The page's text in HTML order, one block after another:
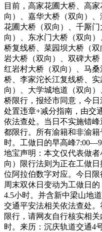
目前，高家花圃大桥、高
向）、嘉华大桥（双向）
花圃大桥（双向）、千厮
向）、东水门大桥（双向
桥复线桥、菜园坝大桥（
岩大桥（双向）、双碑大桥
红岩村大桥（双向）、马
桥、李家沱长江复线桥、
向）、大学城地道（双向
桥限行，报经市同意，今
处置违章+减分指南，由交
依法查处。当日不实施错
都限行。所有渝籍和非渝
时。工做日的早高峰
地宝声明：本文仅代表做
向）限行法则为正在工做
位阿拉伯数字对应。今日
周末双休日变动为工做日
4.5小时。并含新中梁山地
交通平安法相关依法查处
限行，请网友自行核实相
时。来历：沉庆轨道交通4